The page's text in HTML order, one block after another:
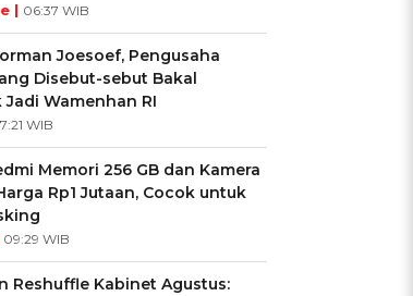
| 06:37 WIB
Joesoef, Pengusaha
Disebut-sebut Bakal
Jadi Wamenhan RI
WIB
Memori 256 GB dan Kamera
Rp1 Jutaan, Cocok untuk
09:29 WIB
Reshuffle Kabinet Agustus: